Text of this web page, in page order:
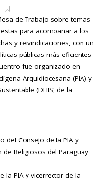
de Trabajo sobre temas
para acompañar a los
y reivindicaciones, con un
públicas más eficientes
fue organizado en
Arquidiocesana (PIA) y
(DHIS) de la
del Consejo de la PIA y
Religiosos del Paraguay
la PIA y vicerrector de la